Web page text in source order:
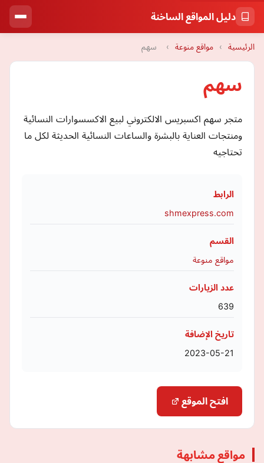
دليل المواقع الساخنة
الرئيسية › مواقع منوعة › سهم
سهم
متجر سهم اكسبريس الالكتروني لبيع الاكسسوارات النسائية
ومنتجات العناية بالبشرة والساعات النسائية الحديثة لكل ما
تحتاجيه
الرابط
shmexpress.com
القسم
مواقع منوعة
عدد الزيارات
639
تاريخ الإضافة
2023-05-21
افتح الموقع
مواقع مشابهة